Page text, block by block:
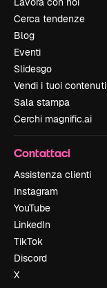
Cerca tendenze
Blog
Eventi
Slidesgo
Vendi i tuoi contenuti
Sala stampa
Cerchi magnific.ai
Contattaci
Assistenza clienti
Instagram
YouTube
LinkedIn
TikTok
Discord
X